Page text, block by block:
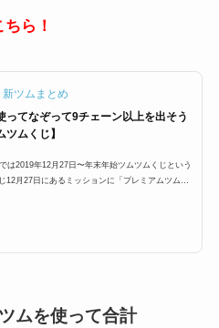
ら！
ツムまとめ
ってなぞって9チェーン以上を出そう
ムくじ】
は2019年12月27日〜年末年始ツムツムくじという
月27日にあるミッションに「プレミアムツムを
ムを使って合計